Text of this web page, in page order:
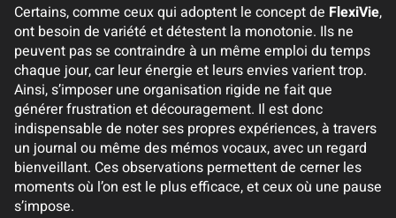
Certains, comme ceux qui adoptent le concept de FlexiVie,
ont besoin de variété et détestent la monotonie. Ils ne
peuvent pas se contraindre à un même emploi du temps
chaque jour, car leur énergie et leurs envies varient trop.
Ainsi, s’imposer une organisation rigide ne fait que
générer frustration et découragement. Il est donc
indispensable de noter ses propres expériences, à travers
un journal ou même des mémos vocaux, avec un regard
bienveillant. Ces observations permettent de cerner les
moments où l’on est le plus efficace, et ceux où une pause
s’impose.